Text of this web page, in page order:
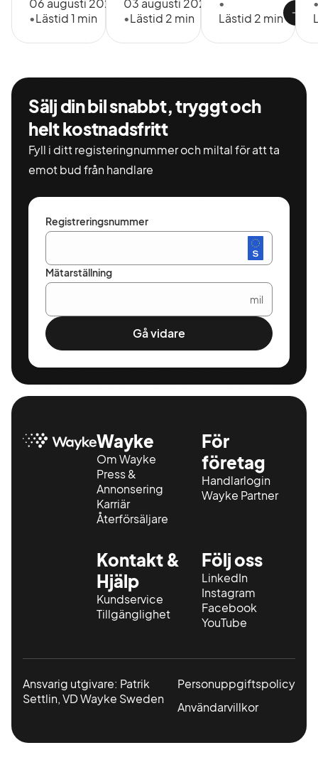
06 augusti 2026
•Lästid 1 min
03 augusti 2026
•Lästid 2 min
•
Lästid 2 min
Sälj din bil snabbt, tryggt och
helt kostnadsfritt
Fyll i ditt registeringnummer och miltal för att ta
emot bud från handlare
Registreringsnummer
Mätarställning
mil
Gå vidare
Wayke
Om Wayke
Press &
Annonsering
Karriär
Återförsäljare
För
företag
Handlarlogin
Wayke Partner
Kontakt &
Hjälp
Kundservice
Tillgänglighet
Följ oss
LinkedIn
Instagram
Facebook
YouTube
Ansvarig utgivare: Patrik
Settlin, VD Wayke Sweden
Personuppgiftspolicy
Användarvillkor